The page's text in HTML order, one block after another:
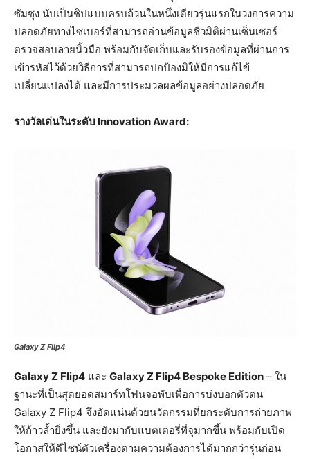
ซัมซุง นับเป็นชิปแบบครบถ้วนในหนึ่งเดียวรุ่นแรกในวงการความ
ปลอดภัยทางไซเบอร์ที่สามารถอ่านข้อมูลชีวมิติผ่านเซ็นเซอร์
ตรวจสอบลายนิ้วมือ พร้อมกับจัดเก็บและรับรองข้อมูลที่ผ่านการ
เข้ารหัสไว้ด้วยวิธีการที่สามารถปกป้องมิให้มีการแก้ไข้
เปลี่ยนแปลงได้ และมีการประมวลผลข้อมูลอย่างปลอดภัย
รางวัลเด่นในระดับ Innovation Award:
Galaxy Z Flip4
Galaxy Z Flip4 และ Galaxy Z Flip4 Bespoke Edition – ใน
ฐานะที่เป็นสุดยอดสมาร์ทโฟนจอพับเพื่อการบ่งบอกตัวตน
Galaxy Z Flip4 จึงอัดแน่นด้วยนวัตกรรมที่ยกระดับการถ่ายภาพ
ให้ก้าวล้ำยิ่งขึ้น และยังมากับแบตเตอรี่ที่จุมากขึ้น พร้อมกับเปิด
โอกาสให้ดีไซน์ตัวเครื่องตามความต้องการได้มากกว่ารุ่นก่อน